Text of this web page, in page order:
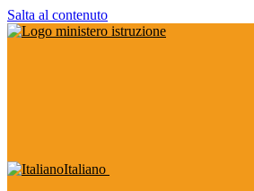
Salta al contenuto
Italiano